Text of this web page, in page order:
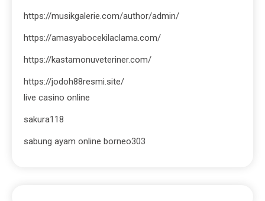
https://musikgalerie.com/author/admin/
https://amasyabocekilaclama.com/
https://kastamonuveteriner.com/
https://jodoh88resmi.site/
live casino online
sakura118
sabung ayam online borneo303